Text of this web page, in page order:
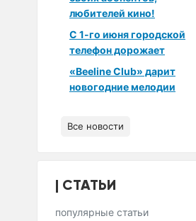
любителей кино!
С 1-го июня городской
телефон дорожает
«Beeline Club» дарит
новогодние мелодии
Все новости
СТАТЬИ
популярные статьи